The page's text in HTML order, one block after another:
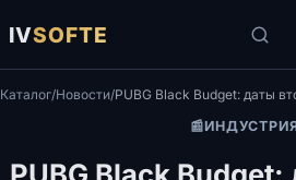
IVSOFTE
Каталог/Новости/
📰